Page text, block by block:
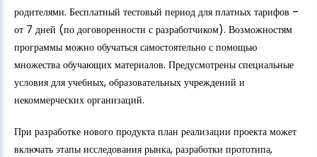
родителями. Бесплатный тестовый период для платных тарифов –
от 7 дней (по договоренности с разработчиком). Возможностям
программы можно обучаться самостоятельно с помощью
множества обучающих материалов. Предусмотрены специальные
условия для учебных, образовательных учреждений и
некоммерческих организаций.
При разработке нового продукта план реализации проекта может
включать этапы исследования рынка, разработки прототипа,